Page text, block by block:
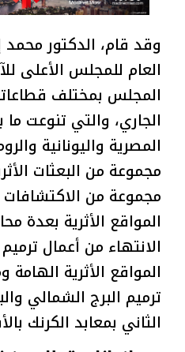
وقد قام، الدكتور محمد
العام للمجلس الأعلى
المجلس بمختلف
الجاري، والتي تنوعت ما
المصرية واليونانية
مجموعة من البعثات
مجموعة من الاكتشافات
المواقع الأثرية بعدة
الانتهاء من أعمال
المواقع الأثرية الهامة
ترميم البرج الشمالي
الثاني بمعابد الكرنك